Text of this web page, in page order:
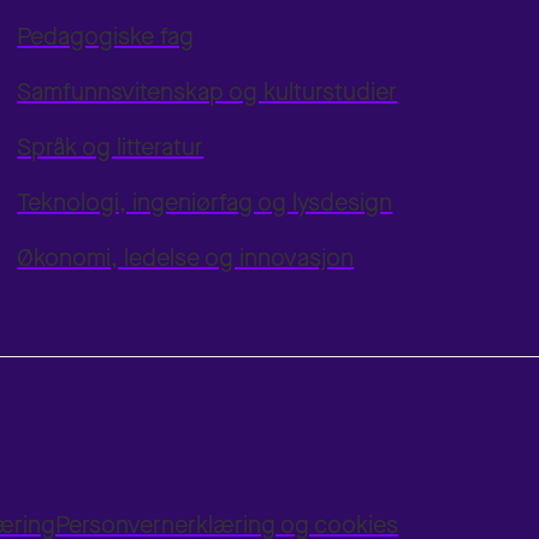
Pedagogiske fag
Samfunnsvitenskap og kulturstudier
Språk og litteratur
Teknologi, ingeniørfag og lysdesign
Økonomi, ledelse og innovasjon
Personvernerklæring og cookies